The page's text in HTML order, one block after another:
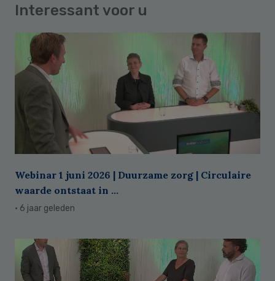
Interessant voor u
Webinar 1 juni 2026 | Duurzame zorg | Circulaire
waarde ontstaat in ...
· 6 jaar geleden